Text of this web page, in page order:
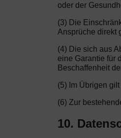
oder der
(3) Die
Ansprüche direkt
(4) Die sich aus
eine Garantie für
Beschaffenheit
(5) Im Übrigen
(6) Zur
10.